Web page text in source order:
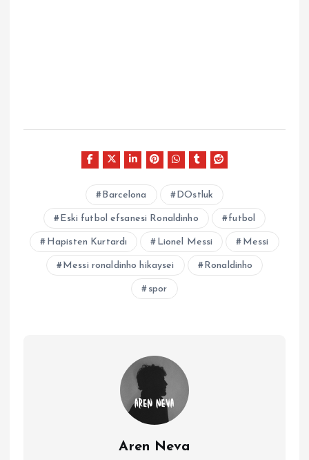
Barcelona DOstluk
Eski futbol efsanesi Ronaldinho futbol
Hapisten Kurtardı Lionel Messi Messi
Messi ronaldinho hikaysei Ronaldinho
spor
Aren Neva